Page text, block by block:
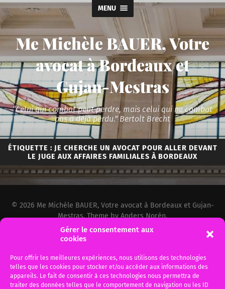
Gérer le consentement aux
cookies
Pour offrir les meilleures expériences, nous utilisons des technologies
telles que les cookies pour stocker et/ou accéder aux informations des
appareils. Le fait de consentir à ces technologies nous permettra de
traiter des données telles que le comportement de navigation ou les ID
MENU
Me Michèle BAUER, Votre
avocat à Bordeaux et
Gujan-Mestras
“Celui qui combat peut perdre, mais celui qui ne combat
pas a déjà perdu.” Bertolt Brecht
ÉTIQUETTE : JE CHERCHE UN AVOCAT POUR ALLER DEVANT
LE JUGE AUX AFFAIRES FAMILIALES À BORDEAUX
© 2026 Me Michèle BAUER, Votre avocat à Bordeaux et Gujan-
Mestras. Theme byAnders Norén.